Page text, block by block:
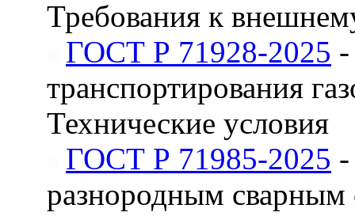
Требования к
ГОСТ Р 71928-2025
транспортирования
Технические условия
ГОСТ Р 71985-2025
разнородным сварным